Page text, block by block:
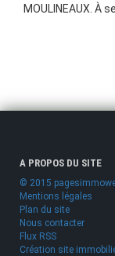
MOULINEAUX. À
A PROPOS DU SITE
© 2015
Mentions légales
Plan du site
Nous contacter
Flux RSS
Création site